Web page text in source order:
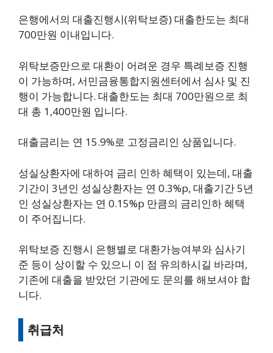
은행에서의 대출진행시(위탁보증) 대출한도는 최대
700만원 이내입니다.
위탁보증만으로 대환이 어려운 경우 특례보증 진행
이 가능하며, 서민금융통합지원센터에서 심사 및 진
행이 가능합니다. 대출한도는 최대 700만원으로 최
대 총 1,400만원 입니다.
대출금리는 연 15.9%로 고정금리인 상품입니다.
성실상환자에 대하여 금리 인하 혜택이 있는데, 대출
기간이 3년인 성실상환자는 연 0.3%p, 대출기간 5년
인 성실상환자는 연 0.15%p 만큼의 금리인하 혜택
이 주어집니다.
위탁보증 진행시 은행별로 대환가능여부와 심사기
준 등이 상이할 수 있으니 이 점 유의하시길 바라며,
기존에 대출을 받았던 기관에도 문의를 해보셔야 합
니다.
취급처